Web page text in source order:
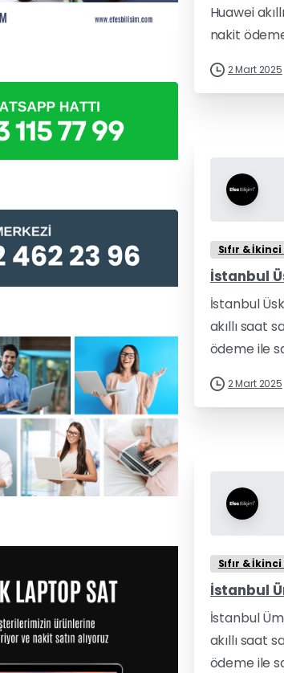
Huawei
nakit
2 Mart 2025
Sıfır &
İstanbul
İstanbul
akıllı saat
ödeme ile
2 Mart 2025
Sıfır &
İstanbul
İstanbul
akıllı saat
ödeme ile